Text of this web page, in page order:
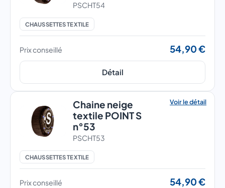
PSCHT54
CHAUSSETTES TEXTILE
Prix conseillé 54,90 €
Détail
Chaine neige
textile POINT S
n°53
Voir le détail
PSCHT53
CHAUSSETTES TEXTILE
Prix conseillé 54,90 €